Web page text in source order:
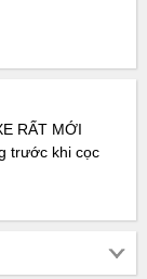
RẤT MỚI
trước khi cọc